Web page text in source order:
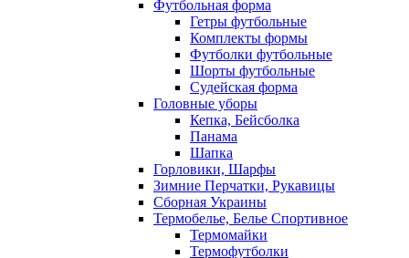
Футбольная форма
Гетры футбольные
Комплекты формы
Футболки футбольные
Шорты футбольные
Судейская форма
Головные уборы
Кепка, Бейсболка
Панама
Шапка
Горловики, Шарфы
Зимние Перчатки, Рукавицы
Сборная Украины
Термобелье, Белье Спортивное
Термомайки
Термофутболки